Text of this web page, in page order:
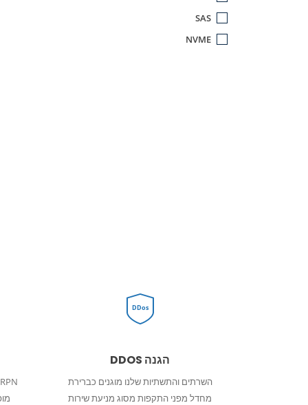
SAS
NVME
DDos
הגנה DDOS
השרתים והתשתיות שלנו מוגנים כברירת
מחדל מפני התקפות מסוג מניעת שירות